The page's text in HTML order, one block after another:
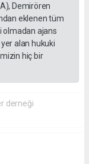
Demirören
eklenen tüm
olmadan ajans
alan hukuki
hiç bir
derneği